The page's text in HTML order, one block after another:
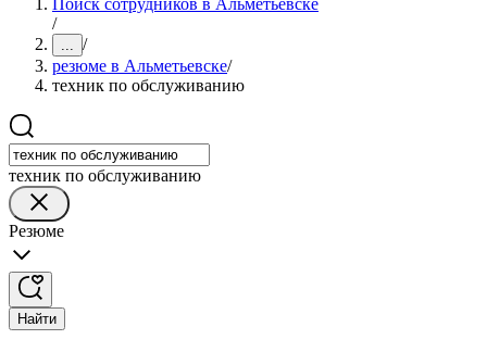
Поиск сотрудников в Альметьевске
/
... /
резюме в Альметьевске/
техник по обслуживанию
техник по обслуживанию
Резюме
Найти